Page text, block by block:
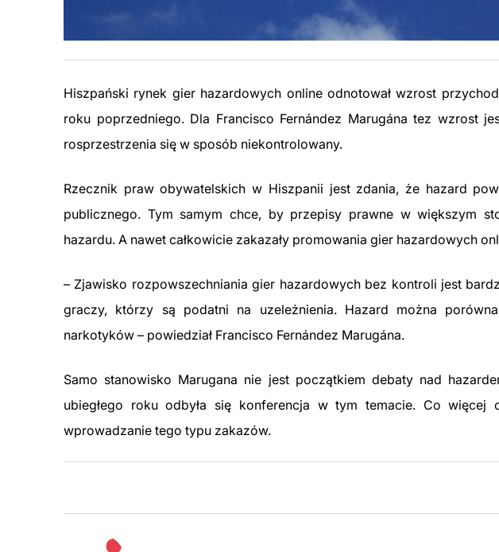
Hiszpański rynek gier hazardowych online odnotował wzrost
roku poprzedniego. Dla Francisco Fernández Marugána tez wzrost
rosprzestrzenia się w sposób niekontrolowany.
Rzecznik praw obywatelskich w Hiszpanii jest zdania, że hazard
publicznego. Tym samym chce, by przepisy prawne w większym
hazardu. A nawet całkowicie zakazały promowania gier hazardowych
– Zjawisko rozpowszechniania gier hazardowych bez kontroli jest
graczy, którzy są podatni na uzeleżnienia. Hazard można
narkotyków – powiedział Francisco Fernández Marugána.
Samo stanowisko Marugana nie jest początkiem debaty nad
ubiegłego roku odbyła się konferencja w tym temacie. Co więcej
wprowadzanie tego typu zakazów.